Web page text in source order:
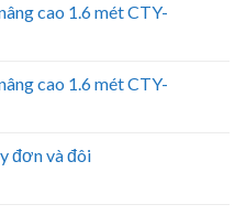
cao 1.6 mét CTY-
cao 1.6 mét CTY-
đơn và đôi